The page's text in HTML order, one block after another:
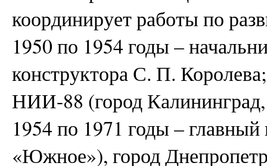
координирует работы по
1950 по 1954 годы –
конструктора С. П.
НИИ-88 (город
1954 по 1971 годы –
«Южное»), город